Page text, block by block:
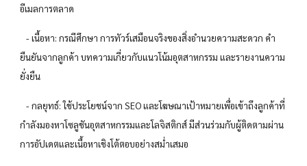
อีเมลการตลาด
- เนื้อหา: กรณีศึกษา การทัวร์เสมือนจริงของสิ่งอำนวยความสะดวก คำ
ยืนยันจากลูกค้า บทความเกี่ยวกับแนวโน้มอุตสาหกรรม และรายงานความ
ยั่งยืน
- กลยุทธ์: ใช้ประโยชน์จาก SEO และโฆษณาเป้าหมายเพื่อเข้าถึงลูกค้าที่
กำลังมองหาโซลูชันอุตสาหกรรมและโลจิสติกส์ มีส่วนร่วมกับผู้ติดตามผ่าน
การอัปเดตและเนื้อหาเชิงโต้ตอบอย่างสม่ำเสมอ